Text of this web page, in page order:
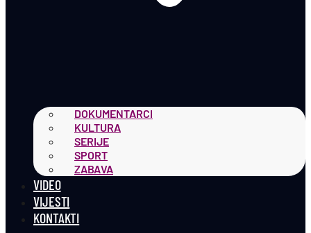
DOKUMENTARCI
KULTURA
SERIJE
SPORT
ZABAVA
VIDEO
VIJESTI
KONTAKTI